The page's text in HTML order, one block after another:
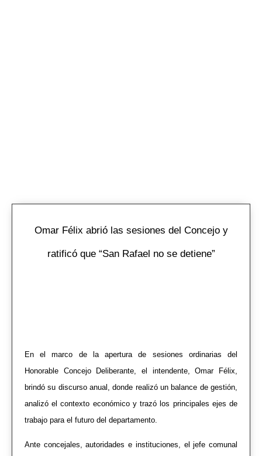
Omar Félix abrió las sesiones del Concejo y
ratificó que “San Rafael no se detiene”
En el marco de la apertura de sesiones ordinarias del
Honorable Concejo Deliberante, el intendente, Omar Félix,
brindó su discurso anual, donde realizó un balance de gestión,
analizó el contexto económico y trazó los principales ejes de
trabajo para el futuro del departamento.
Ante concejales, autoridades e instituciones, el jefe comunal